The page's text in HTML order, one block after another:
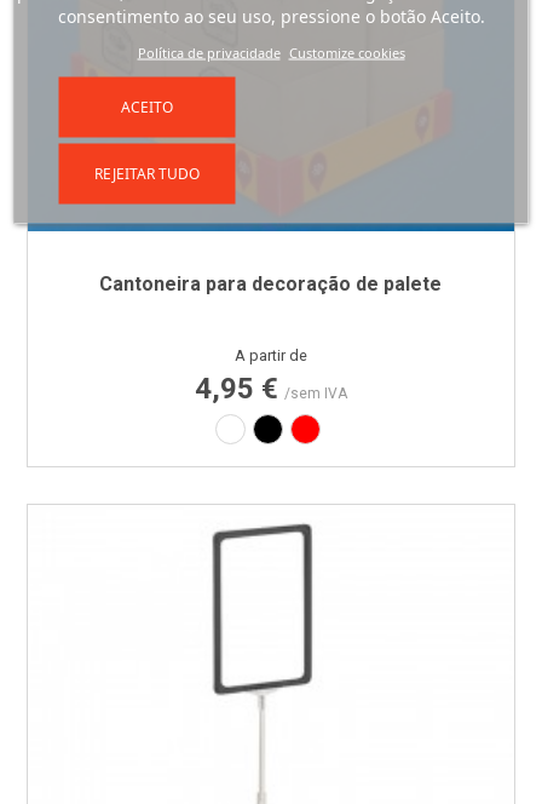
Cantoneira para decoração de palete
Preço
A partir de
4,95 € /sem IVA
BrancoPreto Vermelho
consentimento ao seu uso, pressione o botão Aceito.
Política de privacidade Customize cookies
REJEITAR TUDO
ACEITO